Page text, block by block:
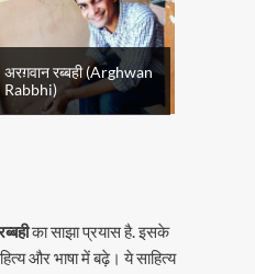
अरग़वान रब्बही (Arghwan
Rabbhi)
का साझा प्रयास है. इसके
और भाषा में बढ़े। ये साहित्य